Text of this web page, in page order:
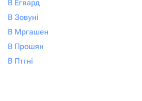
В Егвард
В Зовуні
В Мргашен
В Прошян
В Птгні